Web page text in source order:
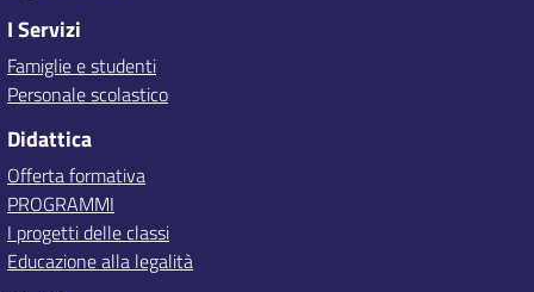
I Servizi
Famiglie e studenti
Personale scolastico
Didattica
Offerta formativa
PROGRAMMI
I progetti delle classi
Educazione alla legalità